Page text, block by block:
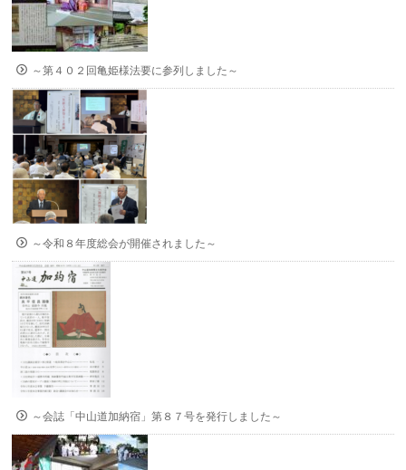
～第４０２回亀姫様法要に参列しました～
～令和８年度総会が開催されました～
～会誌「中山道加納宿」第８７号を発行しました～